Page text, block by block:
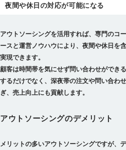
夜間や休日の対応が可能になる
アウトソーシングを活用すれば、専門のコ
ースと運営ノウハウにより、夜間や休日を
実現できます。
顧客は時間帯を気にせず問い合わせができ
するだけでなく、深夜帯の注文や問い合わ
アウトソーシングのデメリット
メリットの多いアウトソーシングですが、